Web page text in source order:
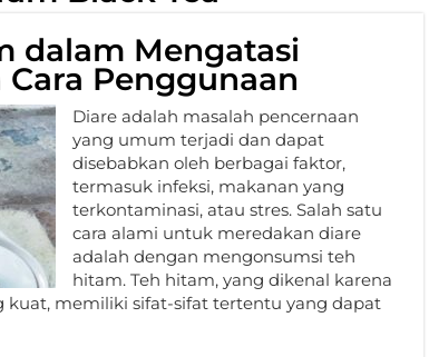
dalam Mengatasi
Penggunaan
Diare adalah masalah pencernaan
yang umum terjadi dan dapat
disebabkan oleh berbagai faktor,
termasuk infeksi, makanan yang
terkontaminasi, atau stres. Salah satu
cara alami untuk meredakan diare
adalah dengan mengonsumsi teh
hitam. Teh hitam, yang dikenal karena
kuat, memiliki sifat-sifat tertentu yang dapat